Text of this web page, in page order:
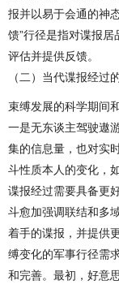
报并以易于会通的神
馈”行径是指对谍报
评估并提供反馈。
（二）当代谍报经过
束缚发展的科学期间
一是无东谈主驾驶遨
集的信息量，也对实
斗性质本人的变化，
谍报经过需要具备更
斗愈加强调联结和多
着手的谍报，并提供
缚变化的军事行径需
和完善。最初，好意